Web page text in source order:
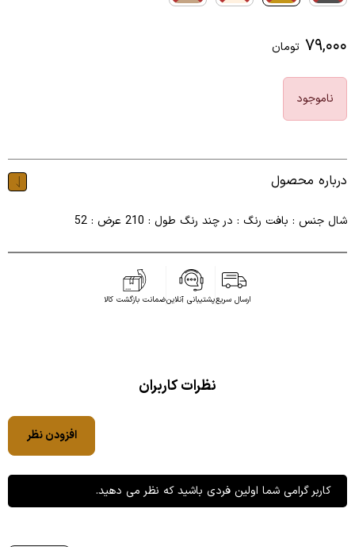
۷۹,۰۰۰ تومان
ناموجود
درباره محصول
شال جنس : بافت رنگ : در چند رنگ طول : 210 عرض : 52
ارسال سریعپشتیبانی آنلاینضمانت بازگشت کالا
نظرات کاربران
افزودن نظر
کاربر گرامی شما اولین فردی باشید که نظر می دهید.